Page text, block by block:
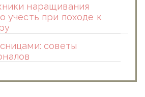
наращивания
учесть при походе к
советы